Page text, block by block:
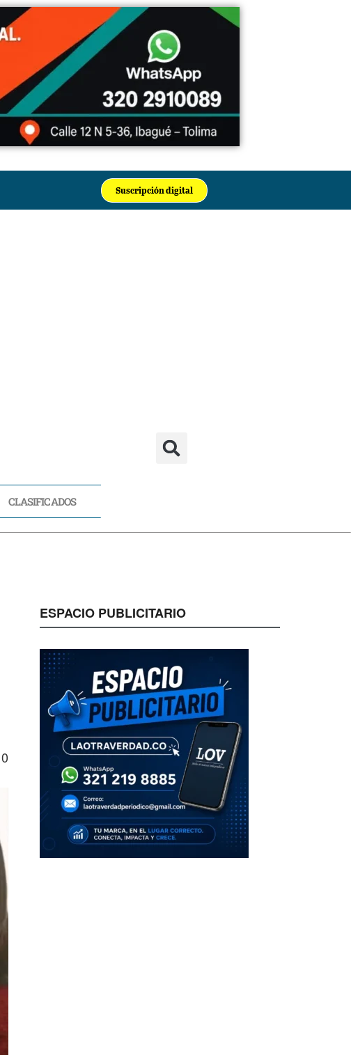
Suscripción digital
CLASIFICADOS
0
ESPACIO PUBLICITARIO